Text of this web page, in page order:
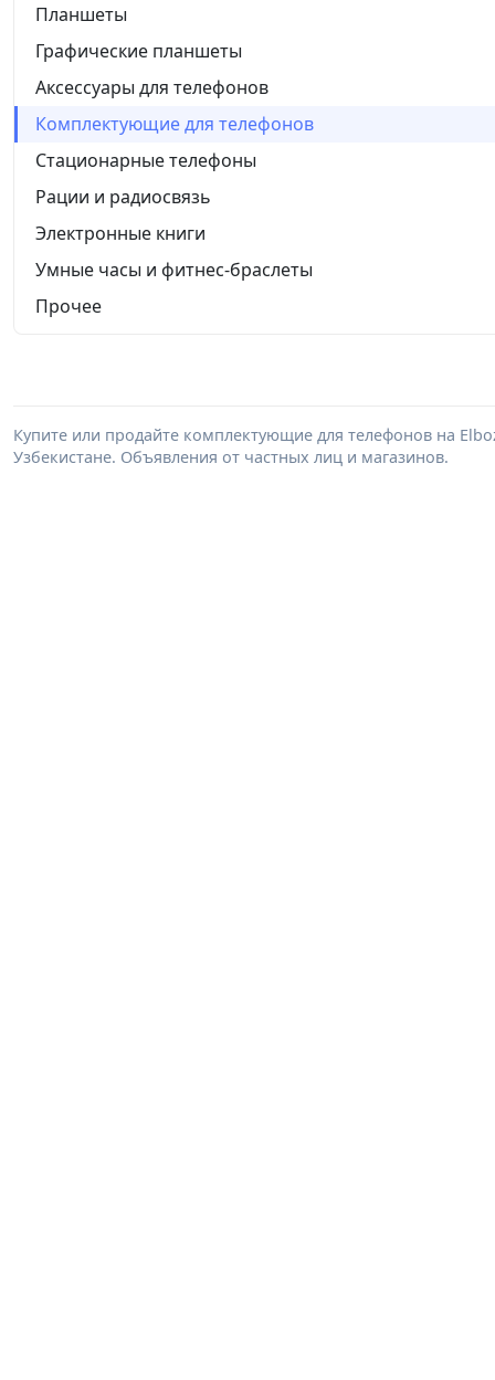
Планшеты
Графические планшеты
Аксессуары для телефонов
Комплектующие для телефонов
Стационарные телефоны
Рации и радиосвязь
Электронные книги
Умные часы и фитнес-браслеты
Прочее
Купите или продайте комплектующие для телефонов на
Узбекистане. Объявления от частных лиц и магазинов.